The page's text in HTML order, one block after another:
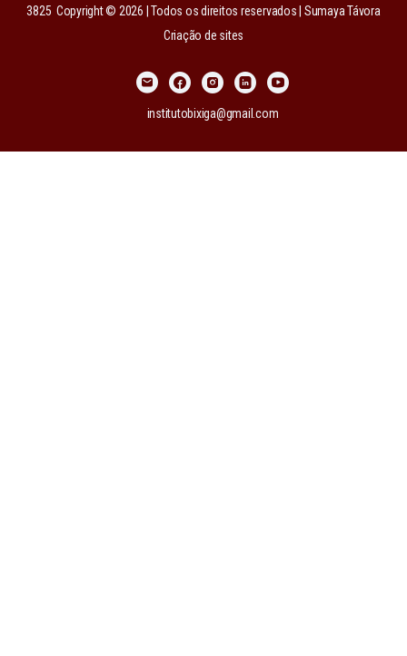
3825 Copyright © 2026 | Todos os direitos reservados | Sumaya Távora
Criação de sites
institutobixiga@gmail.com